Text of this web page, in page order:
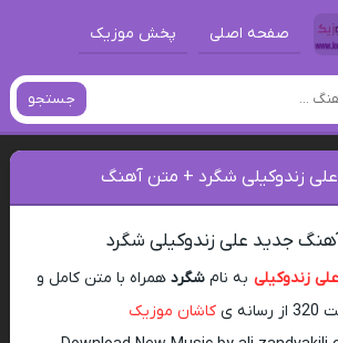
صفحه اصلی پخش موزیک
جستجو
علی زندوکیلی شگرد + متن آهنگ
آهنگ جدید علی زندوکیلی شگرد
علی زندوکیلی به نام شگرد همراه با متن کامل و
ی
کاشان موزیک